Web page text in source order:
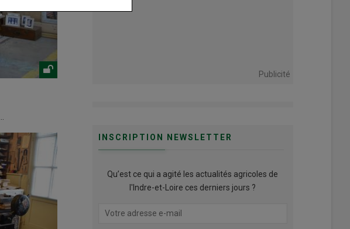
Publicité
INSCRIPTION NEWSLETTER
Qu’est ce qui a agité les actualités agricoles de
l'Indre-et-Loire ces derniers jours ?